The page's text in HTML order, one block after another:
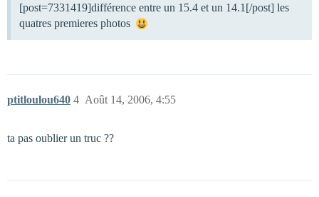
[post=7331419]différence entre un 15.4 et un 14.1[/post] les
quatres premieres photos
ptitloulou640 Août 14, 2006, 4:55
4
ta pas oublier un truc ??